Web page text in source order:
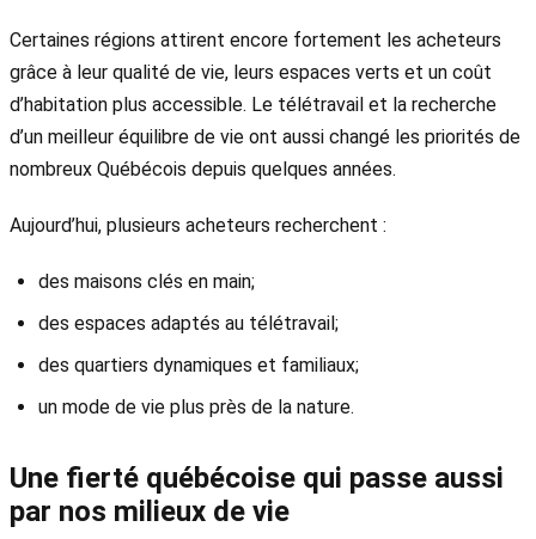
Certaines régions attirent encore fortement les acheteurs
grâce à leur qualité de vie, leurs espaces verts et un coût
d’habitation plus accessible. Le télétravail et la recherche
d’un meilleur équilibre de vie ont aussi changé les priorités de
nombreux Québécois depuis quelques années.
Aujourd’hui, plusieurs acheteurs recherchent :
des maisons clés en main;
des espaces adaptés au télétravail;
des quartiers dynamiques et familiaux;
un mode de vie plus près de la nature.
Une fierté québécoise qui passe aussi
par nos milieux de vie